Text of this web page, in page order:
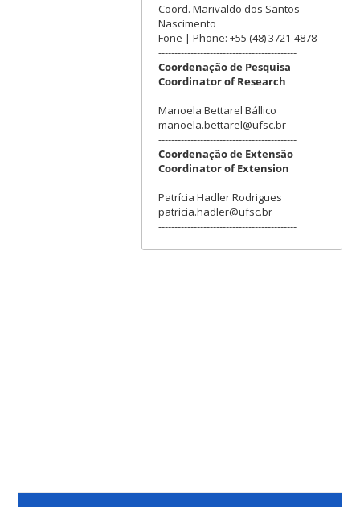
Coord. Marivaldo dos Santos
Nascimento
Fone | Phone: +55 (48) 3721-4878
-------------------------------------------
Coordenação de Pesquisa
Coordinator of Research
Manoela Bettarel Bállico
manoela.bettarel@ufsc.br
-------------------------------------------
Coordenação de Extensão
Coordinator of Extension
Patrícia Hadler Rodrigues
patricia.hadler@ufsc.br
-------------------------------------------